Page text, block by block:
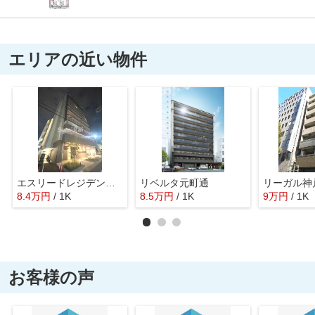
エリアの近い物件
8.4万円 / 1K
リベルタ元町通
8.5万円 / 1K 9万円 / 1K
お客様の声